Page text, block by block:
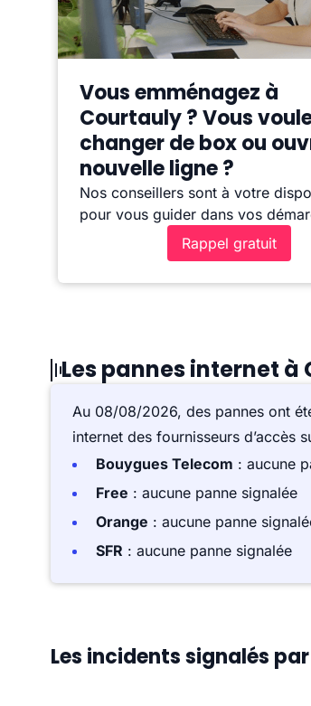
Vous emménagez à
Courtauly ? Vous
changer de box ou
nouvelle ligne ?
Nos conseillers sont à votre
pour vous guider dans vos
Rappel gratuit
Les pannes internet à
Au 08/08/2026, des pannes ont
internet des fournisseurs d’accès
Bouygues Telecom : aucune
Free : aucune panne signalée
Orange : aucune panne
SFR : aucune panne signalée
Les incidents signalés